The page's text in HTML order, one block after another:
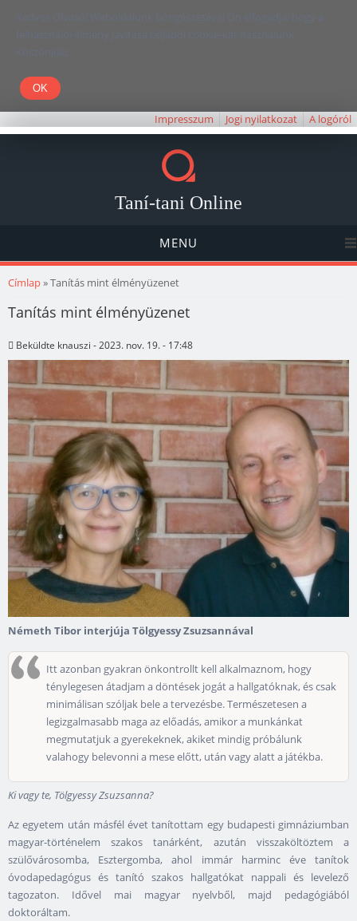
Kedves Olvasó! Weboldalunk böngészésével Ön elfogadja, hogy a
felhasználói élmény javítása céljából cookie-kat használunk.
Köszönjük!
Impresszum Jogi nyilatkozat A logóról
Taní-tani Online
MENU
Jelenlegi hely
Címlap» Tanítás mint élményüzenet
Tanítás mint élményüzenet
Beküldte knauszi - 2023. nov. 19. - 17:48
Németh Tibor interjúja Tölgyessy Zsuzsannával
Itt azonban gyakran önkontrollt kell alkalmaznom, hogy
ténylegesen átadjam a döntések jogát a hallgatóknak, és csak
minimálisan szóljak bele a tervezésbe. Természetesen a
legizgalmasabb maga az előadás, amikor a munkánkat
megmutatjuk a gyerekeknek, akiket mindig próbálunk
valahogy belevonni a mese előtt, után vagy alatt a játékba.
Ki vagy te, Tölgyessy Zsuzsanna?
Az egyetem után másfél évet tanítottam egy budapesti gimnáziumban
magyar-történelem szakos tanárként, azután visszaköltöztem a
szülővárosomba, Esztergomba, ahol immár harminc éve tanítok
óvodapedagógus és tanító szakos hallgatókat nappali és levelező
tagozaton. Idővel mai magyar nyelvből, majd pedagógiából
doktoráltam.